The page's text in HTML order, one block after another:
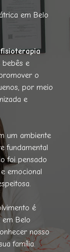
em Belo
fisioterapia
e
o
por meio
e
um ambiente
fundamental
foi pensado
emocional
é
Belo
nosso
família.